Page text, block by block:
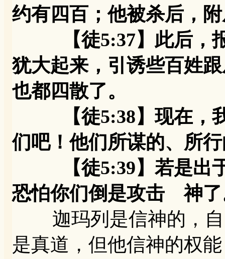
约有四百；他被杀后，
【徒5:37】此后，报
犹大起来，引诱些百姓
也都四散了。
【徒5:38】现在，我
们吧！他们所谋的、所
【徒5:39】若是出于
恐怕你们倒是攻击 神了
迦玛列是信神的，自
是真道，但他信神的权